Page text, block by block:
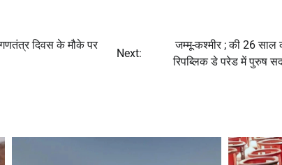
गणतंत्र दिवस के मौके पर
Next:
जम्मू-कश्मीर ; की 26 साल
रिपब्लिक डे परेड में पुरुष